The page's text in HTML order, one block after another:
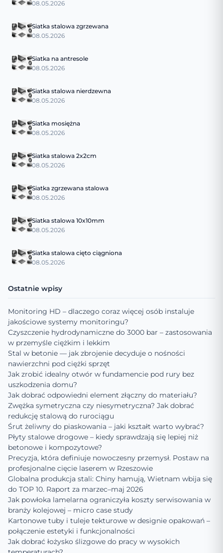
08.05.2026
Siatka stalowa zgrzewana
08.05.2026
Siatka na antresole
08.05.2026
Siatka stalowa nierdzewna
08.05.2026
Siatka mosiężna
08.05.2026
Siatka stalowa 2x2cm
08.05.2026
Siatka zgrzewana stalowa
08.05.2026
Siatka stalowa 10x10mm
08.05.2026
Siatka stalowa cięto ciągniona
08.05.2026
Ostatnie wpisy
Monitoring HD – dlaczego coraz więcej osób instaluje
jakościowe systemy monitoringu?
Czyszczenie hydrodynamiczne do 3000 bar – zastosowania
w przemyśle ciężkim i lekkim
Stal w betonie — jak zbrojenie decyduje o nośności
nawierzchni pod ciężki sprzęt
Jak zrobić idealny otwór w fundamencie pod rury bez
uszkodzenia domu?
Jak dobrać odpowiedni element złączny do materiału?
Zwężka symetryczna czy niesymetryczna? Jak dobrać
redukcję stalową do rurociągu
Śrut żeliwny do piaskowania – jaki kształt warto wybrać?
Płyty stalowe drogowe – kiedy sprawdzają się lepiej niż
betonowe i kompozytowe?
Precyzja, która definiuje nowoczesny przemysł. Postaw na
profesjonalne cięcie laserem w Rzeszowie
Globalna produkcja stali: Chiny hamują, Wietnam wbija się
do TOP 10. Raport za marzec–maj 2026
Jak powłoka lamelarna ograniczyła koszty serwisowania w
branży kolejowej – micro case study
Kartonowe tuby i tuleje tekturowe w designie opakowań –
połączenie estetyki i funkcjonalności
Jak dobrać łożysko ślizgowe do pracy w wysokich